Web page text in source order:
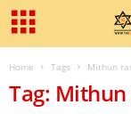
Home Tags Mithun
Tag: